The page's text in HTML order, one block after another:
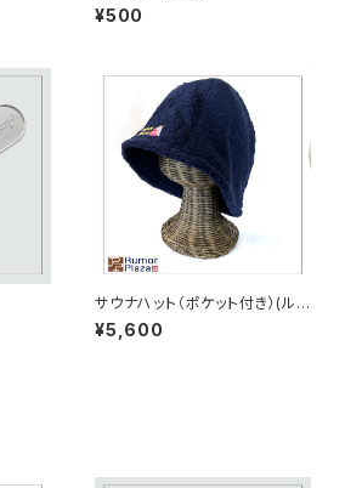
¥500
サウナハット（ポケット付き）(ル
ーメン)
¥5,600